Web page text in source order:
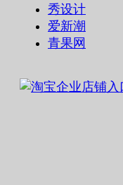
秀设计
爱新潮
青果网